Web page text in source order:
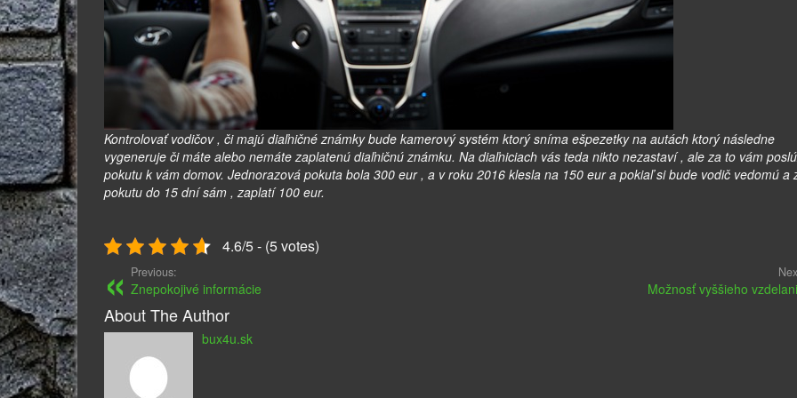
Kontrolovať vodičov , či majú diaľničné známky bude kamerový systém ktorý sníma ešpezetky na autách ktorý následne
vygeneruje či máte alebo nemáte zaplatenú diaľničnú známku. Na diaľniciach vás teda nikto nezastaví , ale za to vám
pokutu k vám domov. Jednorazová pokuta bola 300 eur , a v roku 2016 klesla na 150 eur a pokiaľ si bude vodič vedomú a
pokutu do 15 dní sám , zaplatí 100 eur.
4.6/5 - (5 votes)
Previous:
Znepokojivé informácie Možnosť vyššieho
About The Author
bux4u.sk